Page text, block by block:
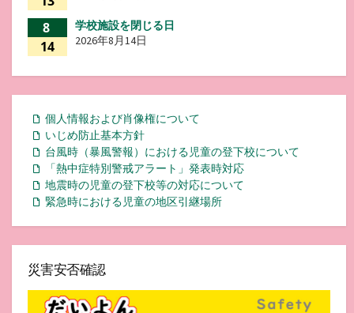
8
14
学校施設を閉じる日
2026年8月14日
個人情報および肖像権について
いじめ防止基本方針
台風時（暴風警報）における児童の登下校について
「熱中症特別警戒アラート」発表時対応
地震時の児童の登下校等の対応について
緊急時における児童の地区引継場所
災害安否確認